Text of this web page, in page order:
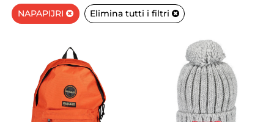
NAPAPIJRI
Elimina tutti i filtri